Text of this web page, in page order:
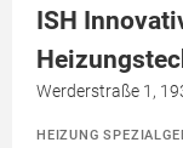
ISH
Werderstraße 1,
HEIZUNG